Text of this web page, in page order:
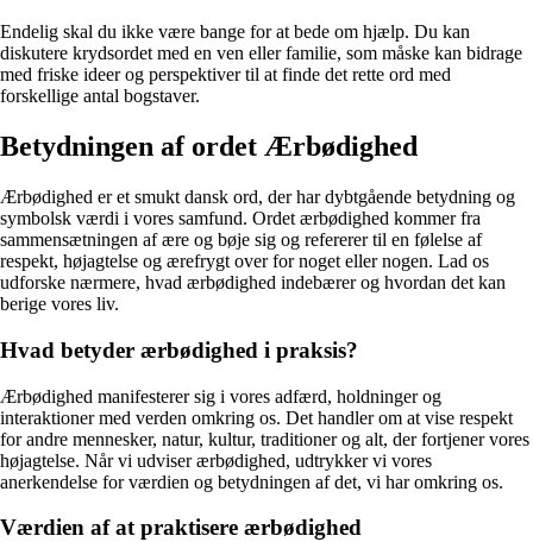
Endelig skal du ikke være bange for at bede om hjælp. Du kan
diskutere krydsordet med en ven eller familie, som måske kan bidrage
med friske ideer og perspektiver til at finde det rette ord med
forskellige antal bogstaver.
Betydningen af ordet Ærbødighed
Ærbødighed er et smukt dansk ord, der har dybtgående betydning og
symbolsk værdi i vores samfund. Ordet ærbødighed kommer fra
sammensætningen af ære og bøje sig og refererer til en følelse af
respekt, højagtelse og ærefrygt over for noget eller nogen. Lad os
udforske nærmere, hvad ærbødighed indebærer og hvordan det kan
berige vores liv.
Hvad betyder ærbødighed i praksis?
Ærbødighed manifesterer sig i vores adfærd, holdninger og
interaktioner med verden omkring os. Det handler om at vise respekt
for andre mennesker, natur, kultur, traditioner og alt, der fortjener vores
højagtelse. Når vi udviser ærbødighed, udtrykker vi vores
anerkendelse for værdien og betydningen af det, vi har omkring os.
Værdien af at praktisere ærbødighed